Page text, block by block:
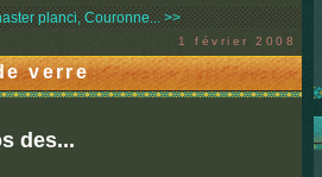
planci, Couronne... >>
1 février 2008
verre
des...